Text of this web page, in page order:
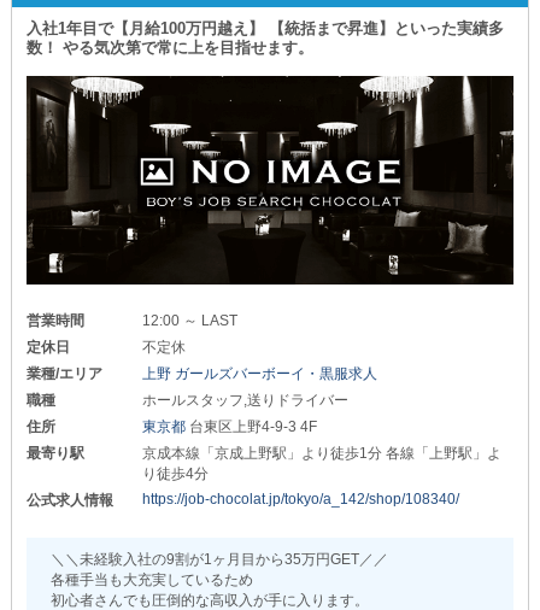
・キャストのサポート
・イベントの進行補助や片付け
・フロア全体の安全管理
この経験を通じて
接客マナーやマネジメント力
イベント運営のノウハウや危機管理能力など
将来にも活かせる力が身につきます！
■現場も演出も、全部学べる。■
￣￣￣￣￣￣￣￣￣￣￣￣￣￣￣
当店には、プロの宣材写真を撮影できる
カメラマンが在籍しており
撮影現場を間近で経験できます。
さらに、衣装部門や
録音・楽曲データ制作のための
専用スタジオも完備！
ナイトワークの現場を超えて幅広い分野に
関わるチャンスがあるのも大きな魅力です。
ナイトワーク業界でも
有数の規模を誇る【コットンクラブ】は
安心して長く続けられる環境が整っています。
入社1年目で【月給100万円越え】 【統括まで昇進】といった実績多
数！ やる気次第で常に上を目指せます。
営業時間
12:00 ～ LAST
定休日
不定休
業種/エリア
上野 ガールズバーボーイ・黒服求人
職種
ホールスタッフ,送りドライバー
住所
東京都 台東区上野4-9-3 4F
最寄り駅
京成本線「京成上野駅」より徒歩1分 各線「上野駅」よ
り徒歩4分
公式求人情報
https://job-chocolat.jp/tokyo/a_142/shop/108340/
＼＼未経験入社の9割が1ヶ月目から35万円GET／／
各種手当も大充実しているため
初心者さんでも圧倒的な高収入が手に入ります。